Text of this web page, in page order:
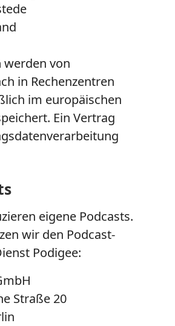
werden von
in Rechenzentren
im europäischen
Ein Vertrag
eigene Podcasts.
wir den Podcast-
Podigee:
Straße 20